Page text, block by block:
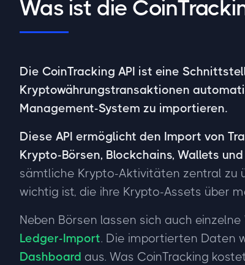
Was ist die
Die CoinTracking API ist eine
Kryptowährungstransaktionen
Management-System zu importieren.
Diese API ermöglicht den Import von
Krypto-Börsen, Blockchains, Wallets
sämtliche Krypto-Aktivitäten zentral zu
wichtig ist, die ihre Krypto-Assets über
Neben Börsen lassen sich auch
Ledger-Import. Die importierten Daten
Dashboard aus. Was CoinTracking